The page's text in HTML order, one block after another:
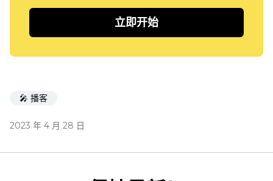
立即开始
🎤 播客
2023 年 4 月 28 日